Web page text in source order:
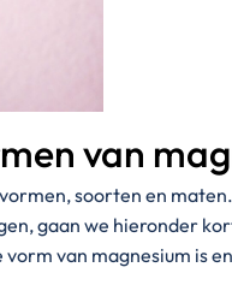
van
soorten en
gaan we hieronder
van magnesium is